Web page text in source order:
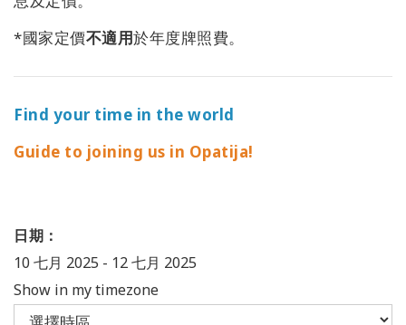
*國家定價不適用於年度牌照費。
Find your time in the world
Guide to joining us in Opatija!
日期：
10 七月 2025 - 12 七月 2025
Show in my timezone